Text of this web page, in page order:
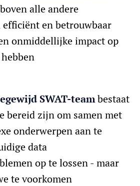
boven alle andere
en betrouwbaar
onmiddellijke impact op
SWAT-teambestaat
bereid zijn om samen met
onderwerpen aan te
data
op te lossen - maar
te voorkomen